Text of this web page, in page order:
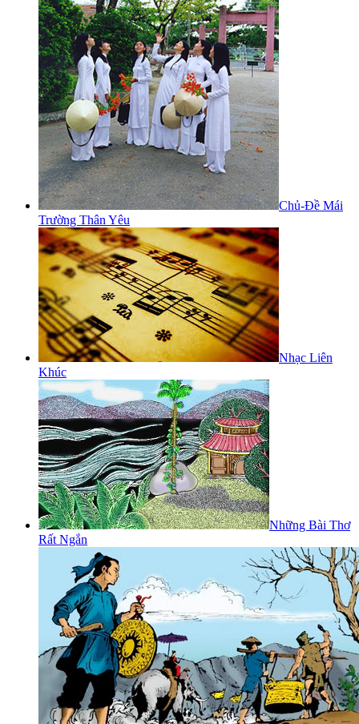
Chủ-Đề Mái
Trường Thân Yêu
Nhạc Liên
Khúc
Những Bài Thơ
Rất Ngắn